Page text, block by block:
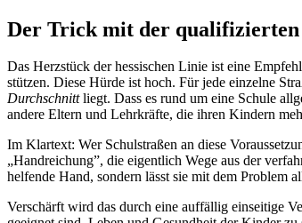
Der Trick mit der qualifizierten
Das Herzstück der hessischen Linie ist eine
stützen. Diese Hürde ist hoch. Für jede einzelne
Durchschnittliegt. Dass es rund um eine Schule
andere Eltern und Lehrkräfte, die ihren Kindern
Im Klartext: Wer Schulstraßen an diese
„Handreichung”, die eigentlich Wege aus der
helfende Hand, sondern lässt sie mit dem Problem
Verschärft wird das durch eine auffällig einseitige